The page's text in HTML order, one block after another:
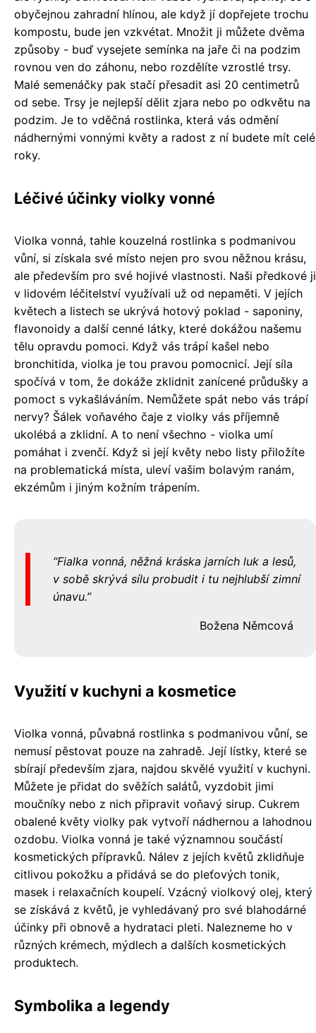
obyčejnou zahradní hlínou, ale když jí dopřejete trochu
kompostu, bude jen vzkvétat. Množit ji můžete dvěma
způsoby - buď vysejete semínka na jaře či na podzim
rovnou ven do záhonu, nebo rozdělíte vzrostlé trsy.
Malé semenáčky pak stačí přesadit asi 20 centimetrů
od sebe. Trsy je nejlepší dělit zjara nebo po odkvětu na
podzim. Je to vděčná rostlinka, která vás odmění
nádhernými vonnými květy a radost z ní budete mít celé
roky.
Léčivé účinky violky vonné
Violka vonná, tahle kouzelná rostlinka s podmanivou
vůní, si získala své místo nejen pro svou něžnou krásu,
ale především pro své hojivé vlastnosti. Naši předkové ji
v lidovém léčitelství využívali už od nepaměti. V jejích
květech a listech se ukrývá hotový poklad - saponiny,
flavonoidy a další cenné látky, které dokážou našemu
tělu opravdu pomoci. Když vás trápí kašel nebo
bronchitida, violka je tou pravou pomocnicí. Její síla
spočívá v tom, že dokáže zklidnit zanícené průdušky a
pomoct s vykašláváním. Nemůžete spát nebo vás trápí
nervy? Šálek voňavého čaje z violky vás příjemně
ukolébá a zklidní. A to není všechno - violka umí
pomáhat i zvenčí. Když si její květy nebo listy přiložíte
na problematická místa, uleví vašim bolavým ranám,
ekzémům i jiným kožním trápením.
Fialka vonná, něžná kráska jarních luk a lesů,
v sobě skrývá sílu probudit i tu nejhlubší zimní
únavu.
Božena Němcová
Využití v kuchyni a kosmetice
Violka vonná, půvabná rostlinka s podmanivou vůní, se
nemusí pěstovat pouze na zahradě. Její lístky, které se
sbírají především zjara, najdou skvělé využití v kuchyni.
Můžete je přidat do svěžích salátů, vyzdobit jimi
moučníky nebo z nich připravit voňavý sirup. Cukrem
obalené květy violky pak vytvoří nádhernou a lahodnou
ozdobu. Violka vonná je také významnou součástí
kosmetických přípravků. Nálev z jejích květů zklidňuje
citlivou pokožku a přidává se do pleťových tonik,
masek i relaxačních koupelí. Vzácný violkový olej, který
se získává z květů, je vyhledávaný pro své blahodárné
účinky při obnově a hydrataci pleti. Nalezneme ho v
různých krémech, mýdlech a dalších kosmetických
produktech.
Symbolika a legendy